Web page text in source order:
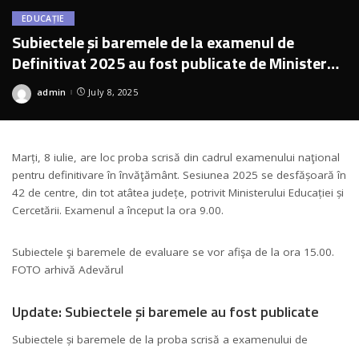
EDUCAȚIE
Subiectele și baremele de la examenul de
Definitivat 2025 au fost publicate de Ministerul
Educației
Posted
admin July 8, 2025
Marți, 8 iulie, are loc proba scrisă din cadrul examenului naţional
pentru definitivare în învăţământ. Sesiunea 2025 se desfășoară în
42 de centre, din tot atâtea județe, potrivit Ministerului Educației și
Cercetării. Examenul a început la ora 9.00.
Subiectele şi baremele de evaluare se vor afişa de la ora 15.00.
FOTO arhivă Adevărul
Update: Subiectele și baremele au fost publicate
Subiectele și baremele de la proba scrisă a examenului de